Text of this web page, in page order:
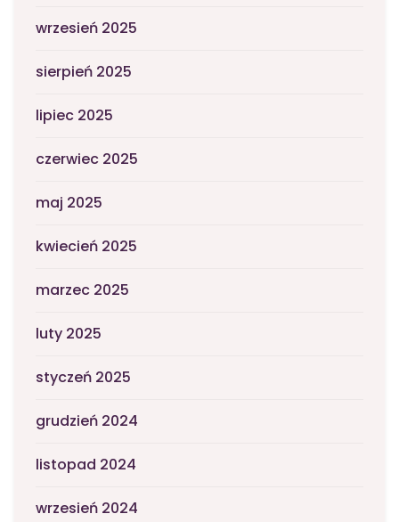
wrzesień 2025
sierpień 2025
lipiec 2025
czerwiec 2025
maj 2025
kwiecień 2025
marzec 2025
luty 2025
styczeń 2025
grudzień 2024
listopad 2024
wrzesień 2024